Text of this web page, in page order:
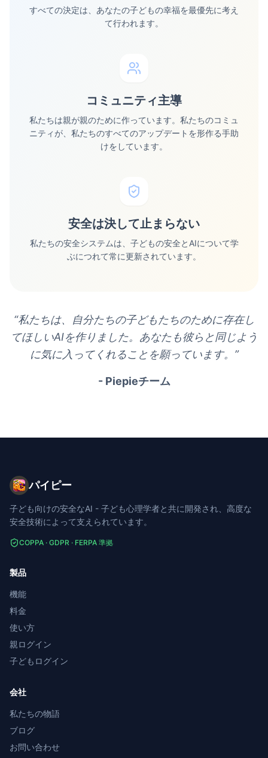
すべての決定は、あなたの子どもの幸福を最優先に考え
て行われます。
コミュニティ主導
私たちは親が親のために作っています。私たちのコミュ
ニティが、私たちのすべてのアップデートを形作る手助
けをしています。
安全は決して止まらない
私たちの安全システムは、子どもの安全とAIについて学
ぶにつれて常に更新されています。
“私たちは、自分たちの子どもたちのために存在し
てほしいAIを作りました。あなたも彼らと同じよう
に気に入ってくれることを願っています。 ”
- Piepieチーム
パイピー
子ども向けの安全なAI - 子ども心理学者と共に開発され、高度な
安全技術によって支えられています。
COPPA · GDPR · FERPA 準拠
製品
機能
料金
使い方
親ログイン
子どもログイン
会社
私たちの物語
ブログ
お問い合わせ